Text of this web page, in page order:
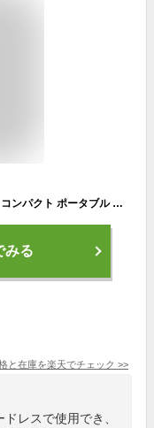
送料無料 ミニ加湿器 USB充電式 スチーマー コンパクト ポータブル 加湿器 携帯用 持ち運び 卓上 光る 保湿 ミスト 潤う かわいい おしゃれ オフィス 卓上 ハンディ サイズ
みる
と在庫を楽天でチェック >>
レスで使用でき、